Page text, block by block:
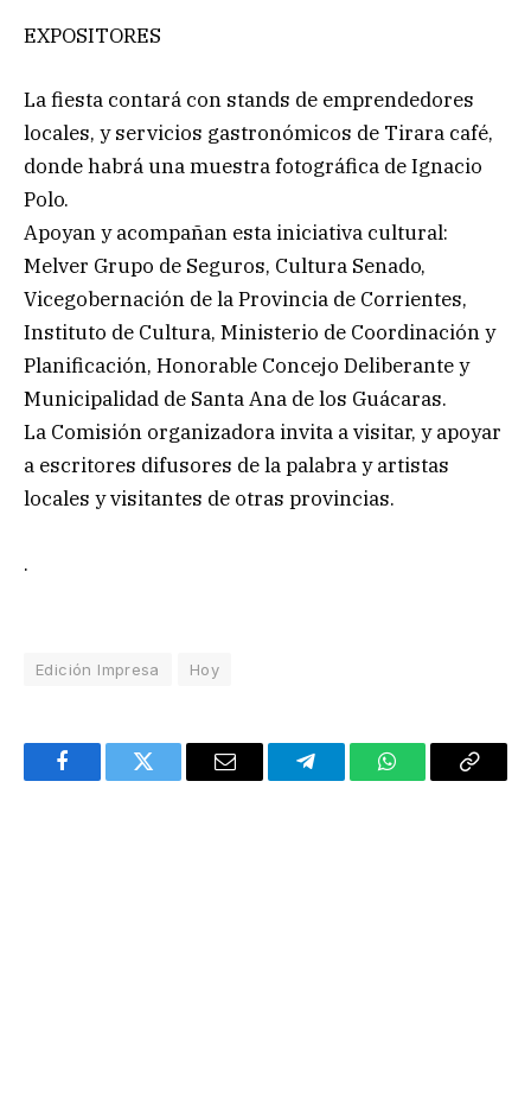
EXPOSITORES
La fiesta contará con stands de emprendedores
locales, y servicios gastronómicos de Tirara café,
donde habrá una muestra fotográfica de Ignacio
Polo.
Apoyan y acompañan esta iniciativa cultural:
Melver Grupo de Seguros, Cultura Senado,
Vicegobernación de la Provincia de Corrientes,
Instituto de Cultura, Ministerio de Coordinación y
Planificación, Honorable Concejo Deliberante y
Municipalidad de Santa Ana de los Guácaras.
La Comisión organizadora invita a visitar, y apoyar
a escritores difusores de la palabra y artistas
locales y visitantes de otras provincias.
.
Edición Impresa Hoy
FacebookTwitter Email TelegramWhatsAppCopy